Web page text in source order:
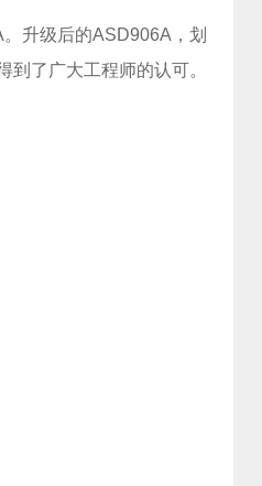
升级后的ASD906A，划
到了广大工程师的认可。